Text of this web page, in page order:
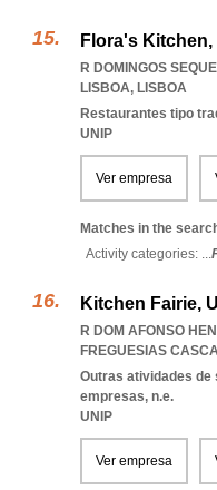
Flora's
R DOMINGOS
LISBOA, LISBOA
Restaurantes tipo
UNIP
Ver empresa
Matches in the
Activity categories: ...
Kitchen Fairie,
R DOM AFONSO
FREGUESIAS
Outras atividades de
empresas, n.e.
UNIP
Ver empresa